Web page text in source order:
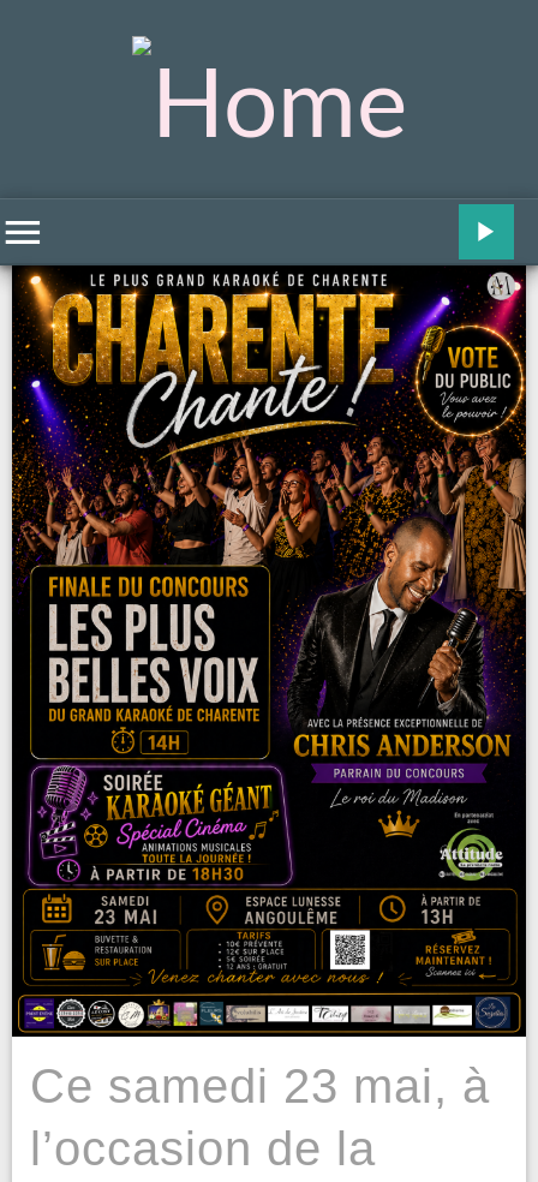
Ce samedi 23 mai, à
l’occasion de la